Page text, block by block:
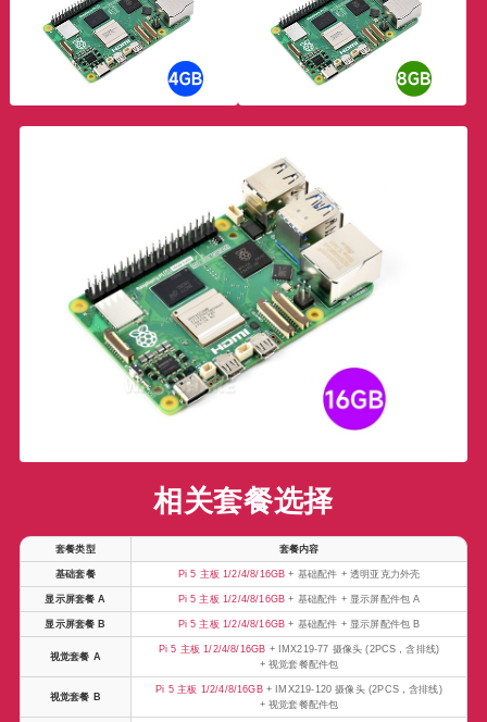
相关套餐选择
套餐类型 套餐内容
基础套餐 Pi 5 主板 1/2/4/8/16GB+ 基础配件 + 透明亚克力外壳
显示屏套餐 A Pi 5 主板 1/2/4/8/16GB+ 基础配件 + 显示屏配件包 A
显示屏套餐 B Pi 5 主板 1/2/4/8/16GB+ 基础配件 + 显示屏配件包 B
视觉套餐 A
Pi 5 主板 1/2/4/8/16GB + IMX219-77 摄像头 (2PCS，含排线)
+ 视觉套餐配件包
视觉套餐 B
Pi 5 主板 1/2/4/8/16GB + IMX219-120 摄像头 (2PCS，含排线)
+ 视觉套餐配件包